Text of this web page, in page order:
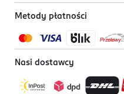
Metody płatności
Nasi dostawcy